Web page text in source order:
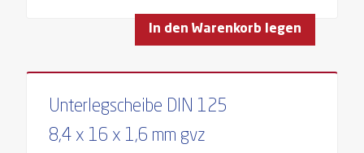
In den Warenkorb legen
Unterlegscheibe DIN 125
8,4 x 16 x 1,6 mm gvz